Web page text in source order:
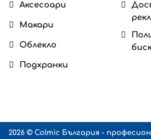
Аксесоари
Макари
Облекло
Подхранки
2026 © Colmic България -